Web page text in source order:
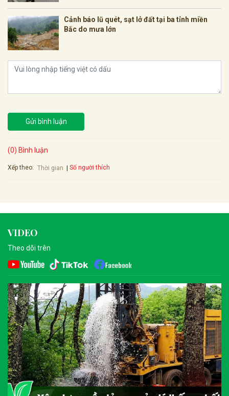
Cảnh báo lũ quét, sạt lở đất tại ba tỉnh miền
Bắc do mưa lớn
Gửi bình luận
(0) Bình luận
Xếp theo: Thời gian Số người thích
VIDEO
Theo dõi trên